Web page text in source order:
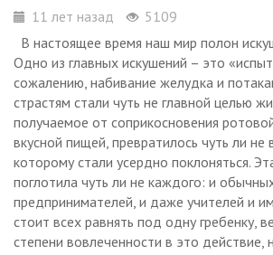
11 лет назад
5109
В настоящее время наш мир полон
Одно из главных искушений – это
сожалению, набивание желудка и
страстям стали чуть не главной целью
получаемое от соприкосновения
вкусной пищей, превратилось чуть ли не
которому стали усердно поклоняться.
поглотила чуть ли не каждого: и
предпринимателей, и даже учителей и
стоит всех равнять под одну гребенку,
степени вовлеченности в это действие,